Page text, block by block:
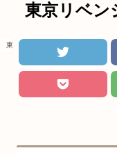
東京リベン
東京リベンジャーズ